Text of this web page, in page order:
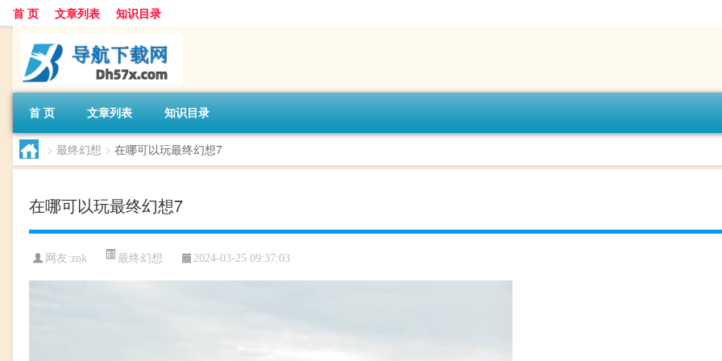
首 页 文章列表 知识目录
首 页 文章列表 知识目录
> 最终幻想 > 在哪可以玩最终幻想7
在哪可以玩最终幻想7
网友:znk 最终幻想 2024-03-25 09:37:03